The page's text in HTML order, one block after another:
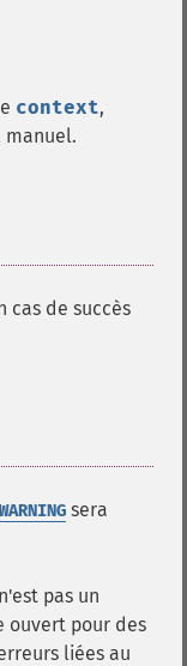
context,
manuel.
cas de succès
sera
n'est pas un
ouvert pour des
liées au